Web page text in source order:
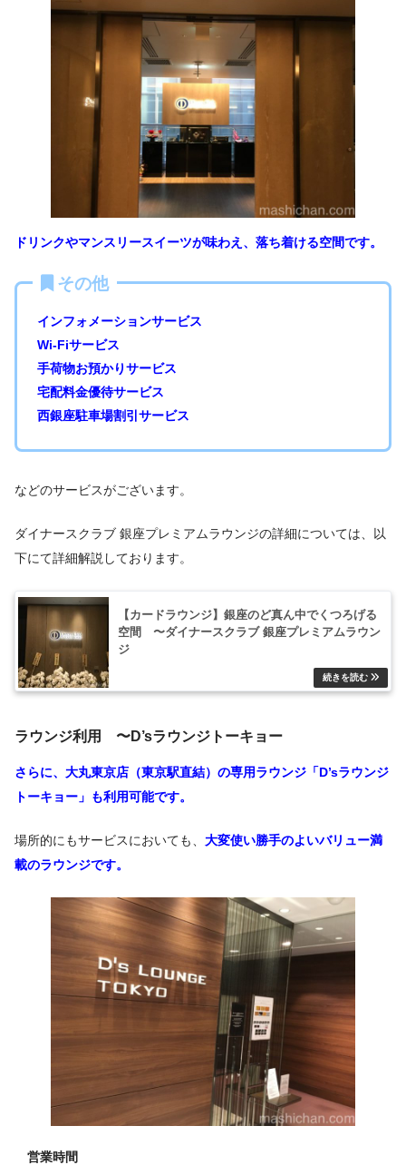
ドリンクやマンスリースイーツが味わえ、落ち着ける空間です。
その他
インフォメーションサービス
Wi-Fiサービス
手荷物お預かりサービス
宅配料金優待サービス
西銀座駐車場割引サービス
などのサービスがございます。
ダイナースクラブ 銀座プレミアムラウンジの詳細については、以
下にて詳細解説しております。
【カードラウンジ】銀座のど真ん中でくつろげる
空間 〜ダイナースクラブ 銀座プレミアムラウン
ジ
ラウンジ利用 〜D’sラウンジトーキョー
さらに、大丸東京店（東京駅直結）の専用ラウンジ「D’sラウンジ
トーキョー」も利用可能です。
場所的にもサービスにおいても、 大変使い勝手のよいバリュー満
載のラウンジです。
営業時間